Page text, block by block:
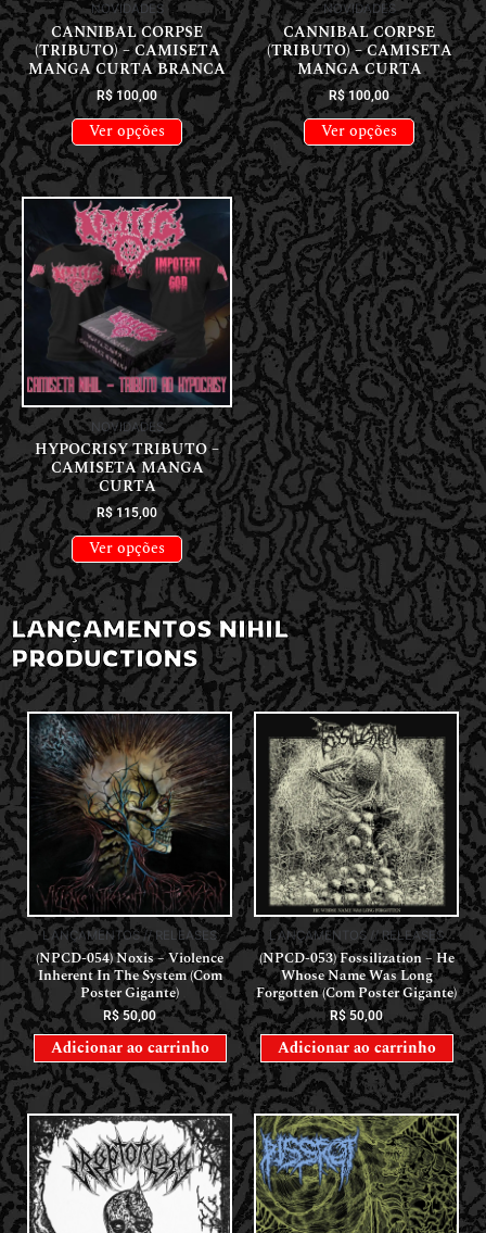
NOVIDADES
CANNIBAL CORPSE
(TRIBUTO) – CAMISETA
MANGA CURTA BRANCA
R$100,00
Ver opções
NOVIDADES
CANNIBAL CORPSE
(TRIBUTO) – CAMISETA
MANGA CURTA
R$100,00
Ver opções
NOVIDADES
HYPOCRISY TRIBUTO –
CAMISETA MANGA
CURTA
R$115,00
Ver opções
LANÇAMENTOS NIHIL
PRODUCTIONS
LANÇAMENTOS // RELEASES
(NPCD-054) Noxis – Violence
Inherent In The System (Com
Poster Gigante)
R$50,00
Adicionar ao carrinho
LANÇAMENTOS // RELEASES
(NPCD-053) Fossilization – He
Whose Name Was Long
Forgotten (Com Poster Gigante)
R$ 50,00
Adicionar ao carrinho